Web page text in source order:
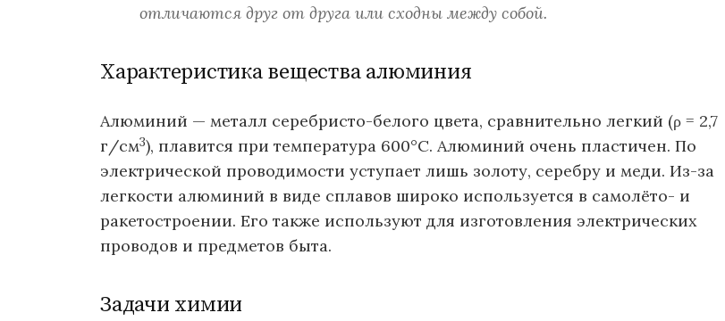
отличаются друг от друга или сходны между собой.
Характеристика вещества алюминия
Алюминий — металл серебристо-белого цвета, сравнительно легкий (ρ = 2,7
г/см3), плавится при температура 600°C. Алюминий очень пластичен. По
электрической проводимости уступает лишь золоту, серебру и меди. Из-за
легкости алюминий в виде сплавов широко используется в самолёто- и
ракетостроении. Его также используют для изготовления электрических
проводов и предметов быта.
Задачи химии